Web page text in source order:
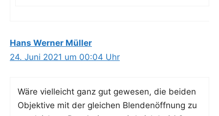
Hans Werner Müller
24. Juni 2021 um 00:04 Uhr
Wäre viel­leicht ganz gut gewe­sen, die bei­den
Objek­ti­ve mit der glei­chen Blen­den­öff­nung zu